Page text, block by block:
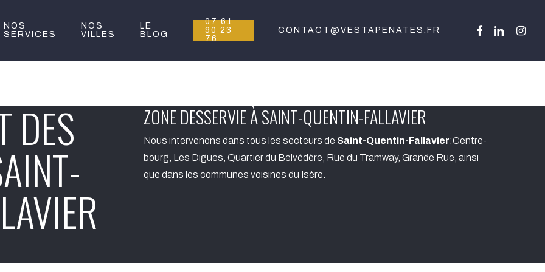
NOS
SERVICES
NOS
VILLES
LE
BLOG
07 61
90 23
76
CONTACT@VESTAPENATES.FR FACEBOOK
LINKEDIN
DES ZONE DESSERVIE À SAINT-QUENTIN-FALLAVIER
Nous intervenons dans tous les secteurs de Saint-Quentin-Fallavier:Centre-
bourg, Les Digues, Quartier du Belvédère, Rue du Tramway, Grande Rue, ainsi
que dans les communes voisines du Isère.